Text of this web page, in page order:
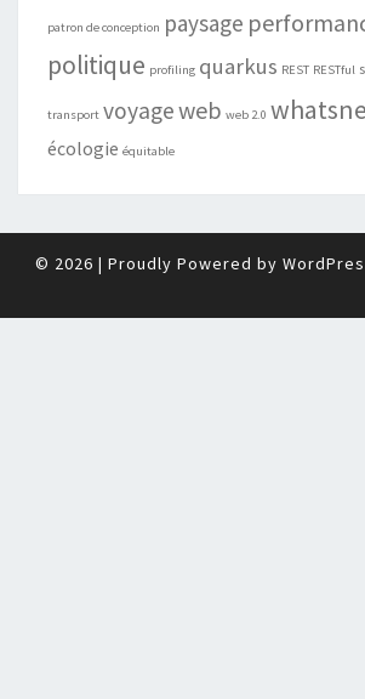
patron de conception paysage
politique profiling quarkus REST RESTful
transport voyageweb web 2.0
écologie équitable
© 2026 | Proudly Powered by